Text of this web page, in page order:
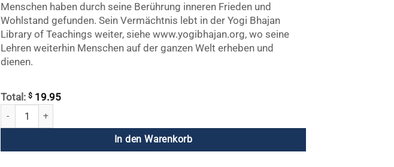
Menschen haben durch seine Berührung inneren Frieden und
Wohlstand gefunden. Sein Vermächtnis lebt in der Yogi Bhajan
Library of Teachings weiter, siehe www.yogibhajan.org, wo seine
Lehren weiterhin Menschen auf der ganzen Welt erheben und
dienen.
Total: $ 19.95
Rebirthing DVD 20 - Reinigung des Geistes ll Menge
In den Warenkorb